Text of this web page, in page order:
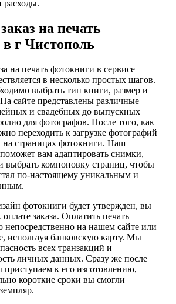
расходы.
на печать
г Чистополь
на печать фотокниги в сервисе
в несколько простых шагов.
выбрать тип книги, размер и
сайте представлены различные
и свадебных до выпускных
для фотографов. После того, как
переходить к загрузке фотографий
страницах фотокниги. Наш
вам адаптировать снимки,
выбрать компоновку страниц, чтобы
по-настоящему уникальным и
фотокниги будет утвержден, вы
заказа. Оплатить печать
на нашем сайте или
используя банковскую карту. Мы
всех транзакций и
личных данных. Сразу же после
приступаем к его изготовлению,
короткие сроки вы смогли